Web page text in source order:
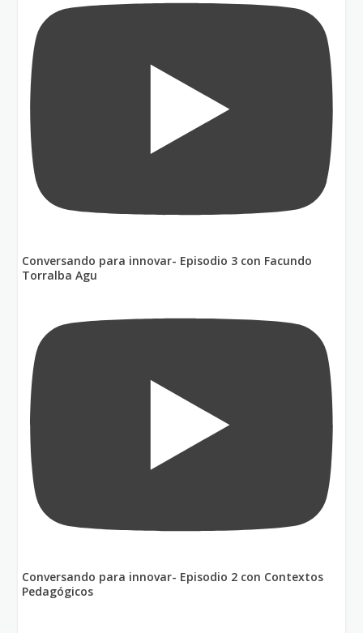
Conversando para innovar- Episodio 3 con Facundo
Torralba Agu
Conversando para innovar- Episodio 2 con Contextos
Pedagógicos